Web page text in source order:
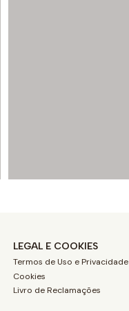
LEGAL E COOKIES
Termos de Uso e Privacidade
Cookies
Livro de Reclamações